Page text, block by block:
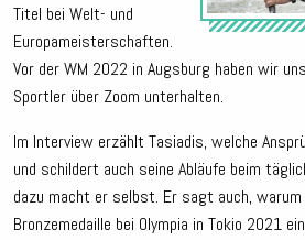
Titel bei Welt- und
Europameisterschaften.
Vor der WM 2022 in Augsburg haben wir
Sportler über Zoom unterhalten.
Im Interview erzählt Tasiadis, welche
und schildert auch seine Abläufe beim
dazu macht er selbst. Er sagt auch,
Bronzemedaille bei Olympia in Tokio 2021